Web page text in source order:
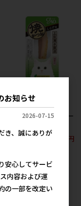
［いなばペットフー
ド］CIAO 焼かつお し
らす味 1本 YK-03【メー
参考上代
179円
お知らせ
2026-07-15
き、誠にありが
安心してサービ
内容および運
の一部を改定い